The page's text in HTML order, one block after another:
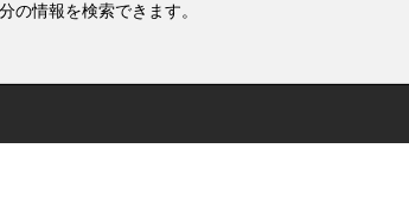
の情報を検索できます。